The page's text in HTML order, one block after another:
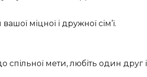
міцної і дружної сім’ї.
спільної мети, любіть один друг і